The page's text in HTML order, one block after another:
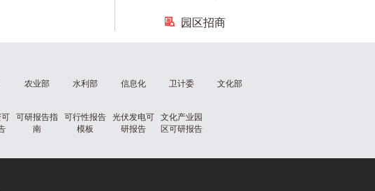
园区招商
农业部 水利部 信息化 卫计委 文化部
可研报告指
南
可行性报告
模板
光伏发电可
研报告
文化产业园
区可研报告